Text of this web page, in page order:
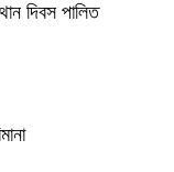
দিবস পালিত